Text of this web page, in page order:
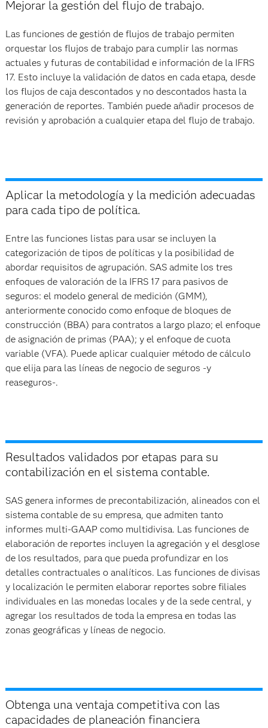
Mejorar la gestión del flujo de trabajo.
Las funciones de gestión de flujos de trabajo permiten
orquestar los flujos de trabajo para cumplir las normas
actuales y futuras de contabilidad e información de la IFRS
17. Esto incluye la validación de datos en cada etapa, desde
los flujos de caja descontados y no descontados hasta la
generación de reportes. También puede añadir procesos de
revisión y aprobación a cualquier etapa del flujo de trabajo.
Aplicar la metodología y la medición adecuadas
para cada tipo de política.
Entre las funciones listas para usar se incluyen la
categorización de tipos de políticas y la posibilidad de
abordar requisitos de agrupación. SAS admite los tres
enfoques de valoración de la IFRS 17 para pasivos de
seguros: el modelo general de medición (GMM),
anteriormente conocido como enfoque de bloques de
construcción (BBA) para contratos a largo plazo; el enfoque
de asignación de primas (PAA); y el enfoque de cuota
variable (VFA). Puede aplicar cualquier método de cálculo
que elija para las líneas de negocio de seguros -y
reaseguros-.
Resultados validados por etapas para su
contabilización en el sistema contable.
SAS genera informes de precontabilización, alineados con el
sistema contable de su empresa, que admiten tanto
informes multi-GAAP como multidivisa. Las funciones de
elaboración de reportes incluyen la agregación y el desglose
de los resultados, para que pueda profundizar en los
detalles contractuales o analíticos. Las funciones de divisas
y localización le permiten elaborar reportes sobre filiales
individuales en las monedas locales y de la sede central, y
agregar los resultados de toda la empresa en todas las
zonas geográficas y líneas de negocio.
Obtenga una ventaja competitiva con las
capacidades de planeación financiera